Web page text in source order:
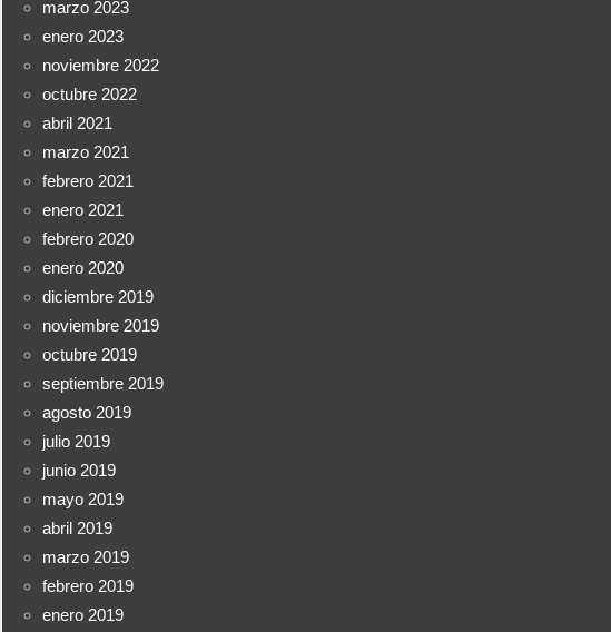
marzo 2023
enero 2023
noviembre 2022
octubre 2022
abril 2021
marzo 2021
febrero 2021
enero 2021
febrero 2020
enero 2020
diciembre 2019
noviembre 2019
octubre 2019
septiembre 2019
agosto 2019
julio 2019
junio 2019
mayo 2019
abril 2019
marzo 2019
febrero 2019
enero 2019